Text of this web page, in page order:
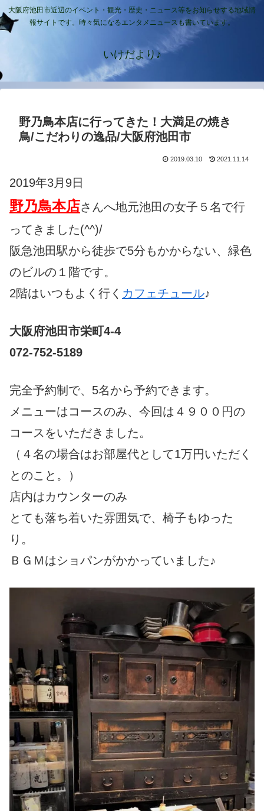
大阪府池田市近辺のイベント・観光・歴史・ニュース等をお知らせする地域情
報サイトです。時々気になるエンタメニュースも書いています。
いけだより♪
野乃鳥本店に行ってきた！大満足の焼き
鳥/こだわりの逸品/大阪府池田市
2019.03.10 2021.11.14
2019年3月9日
野乃鳥本店さんへ地元池田の女子５名で行
ってきました(^^)/
阪急池田駅から徒歩で5分もかからない、緑色
のビルの１階です。
2階はいつもよく行く カフェチュール♪
大阪府池田市栄町4-4
072-752-5189
完全予約制で、5名から予約できます。
メニューはコースのみ、今回は４９００円の
コースをいただきました。
（４名の場合はお部屋代として1万円いただく
とのこと。）
店内はカウンターのみ
とても落ち着いた雰囲気で、椅子もゆった
り。
ＢＧＭはショパンがかかっていました♪